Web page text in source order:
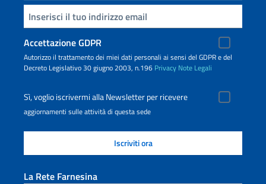
Inserisci la tua email
Accettazione GDPR
Autorizzo il trattamento dei miei dati personali ai sensi del GDPR e del
Decreto Legislativo 30 giugno 2003, n.196 Privacy Note Legali
Sì, voglio iscrivermi alla Newsletter per ricevere
aggiornamenti sulle attività di questa sede
La Rete Farnesina